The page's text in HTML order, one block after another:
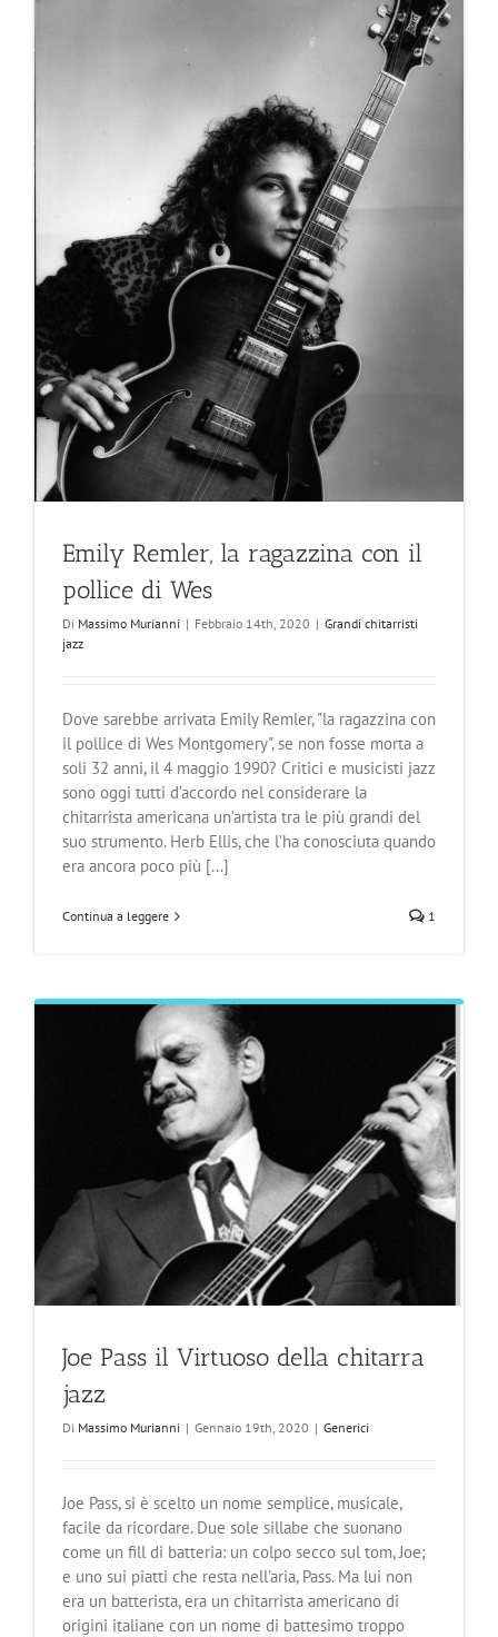
Emily Remler, la ragazzina con il
pollice di Wes
Di Massimo Murianni | Febbraio 14th, 2020 | Grandi chitarristi
jazz
Dove sarebbe arrivata Emily Remler, "la ragazzina con
il pollice di Wes Montgomery", se non fosse morta a
soli 32 anni, il 4 maggio 1990? Critici e musicisti jazz
sono oggi tutti d’accordo nel considerare la
chitarrista americana un’artista tra le più grandi del
suo strumento. Herb Ellis, che l’ha conosciuta quando
era ancora poco più [...]
Continua a leggere 1
Joe Pass il Virtuoso della chitarra
jazz
Di Massimo Murianni | Gennaio 19th, 2020 | Generici
Joe Pass, si è scelto un nome semplice, musicale,
facile da ricordare. Due sole sillabe che suonano
come un fill di batteria: un colpo secco sul tom, Joe;
e uno sui piatti che resta nell'aria, Pass. Ma lui non
era un batterista, era un chitarrista americano di
origini italiane con un nome di battesimo troppo